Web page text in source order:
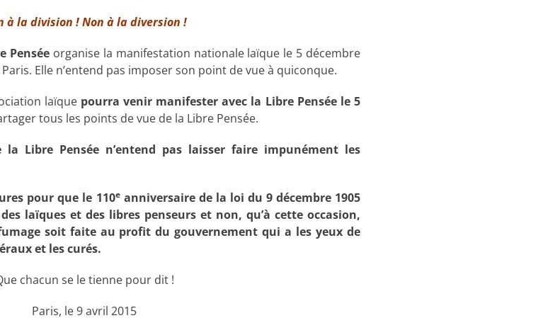
à la division ! Non à la diversion !
Pensée organise la manifestation nationale laïque le 5 décembre
Elle n’entend pas imposer son point de vue à quiconque.
laïque pourra venir manifester avec la Libre Pensée le 5
tous les points de vue de la Libre Pensée.
Libre Pensée n’entend pas laisser faire impunément les
pour que le 110eanniversaire de la loi du 9 décembre 1905
laïques et des libres penseurs et non, qu’à cette occasion,
soit faite au profit du gouvernement qui a les yeux de
et les curés.
chacun se le tienne pour dit !
Paris, le 9 avril 2015